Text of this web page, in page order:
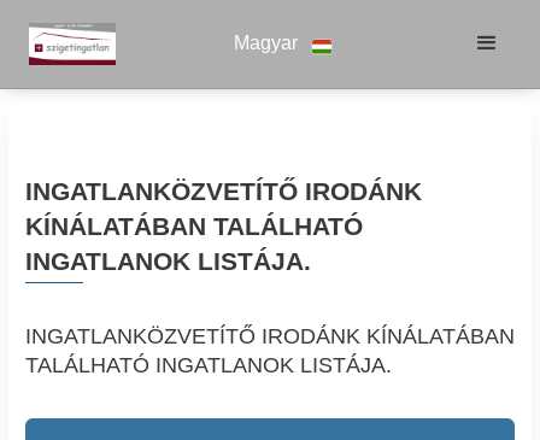
Magyar
INGATLANKÖZVETÍTŐ IRODÁNK
KÍNÁLATÁBAN TALÁLHATÓ
INGATLANOK LISTÁJA.
INGATLANKÖZVETÍTŐ IRODÁNK KÍNÁLATÁBAN
TALÁLHATÓ INGATLANOK LISTÁJA.